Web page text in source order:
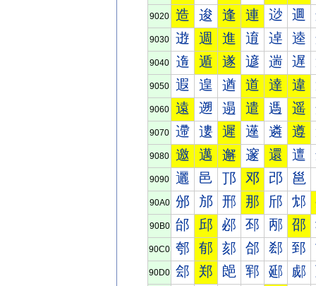
9020 造 逡 逢 連 逤 逥
9030 逰 週 進 逳 逴 逵
9040 遀 遁 遂 遃 遄 遅
9050 遐 遑 遒 道 達 違
9060 遠 遡 遢 遣 遤 遥
9070 遰 遱 遲 遳 遴 遵
9080 邀 邁 邂 邃 還 邅
9090 邐 邑 邒 邓 邔 邕
90A0 邠 邡 邢 那 邤 邥
90B0 邰 邱 邲 邳 邴 邵
90C0 郀 郁 郂 郃 郄 郅
90D0 郐 郑 郒 郓 郔 郕